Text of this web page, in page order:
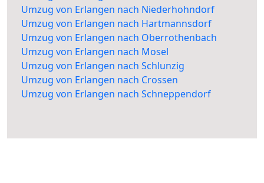
Umzug von Erlangen nach Niederhohndorf
Umzug von Erlangen nach Hartmannsdorf
Umzug von Erlangen nach Oberrothenbach
Umzug von Erlangen nach Mosel
Umzug von Erlangen nach Schlunzig
Umzug von Erlangen nach Crossen
Umzug von Erlangen nach Schneppendorf